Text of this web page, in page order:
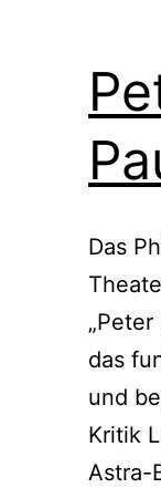
Das
das
und
Kritik
Astra-